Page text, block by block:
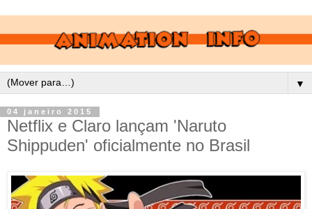
▼
04 janeiro 2015
Netflix e Claro lançam 'Naruto
Shippuden' oficialmente no Brasil